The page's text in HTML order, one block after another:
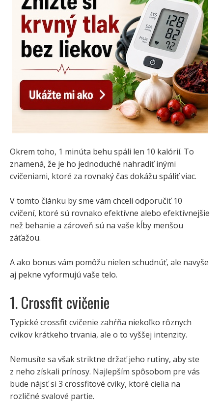
Okrem toho, 1 minúta behu spáli len 10 kalórií. To
znamená, že je ho jednoduché nahradiť inými
cvičeniami, ktoré za rovnaký čas dokážu spáliť viac.
V tomto článku by sme vám chceli odporučiť 10
cvičení, ktoré sú rovnako efektívne alebo efektívnejšie
než behanie a zároveň sú na vaše kĺby menšou
záťažou.
A ako bonus vám pomôžu nielen schudnúť, ale navyše
aj pekne vyformujú vaše telo.
1. Crossfit cvičenie
Typické crossfit cvičenie zahŕňa niekoľko rôznych
cvikov krátkeho trvania, ale o to vyššej intenzity.
Nemusíte sa však striktne držať jeho rutiny, aby ste
z neho získali prínosy. Najlepším spôsobom pre vás
bude nájsť si 3 crossfitové cviky, ktoré cielia na
rozličné svalové partie.